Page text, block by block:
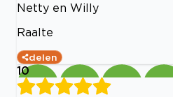
Netty en Willy
Raalte
delen
10